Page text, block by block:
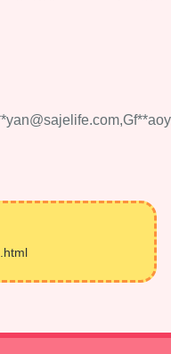
yan@sajelife.com,Gf**